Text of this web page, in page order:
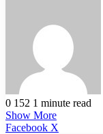
0 152 1 minute read
Show More
Facebook X